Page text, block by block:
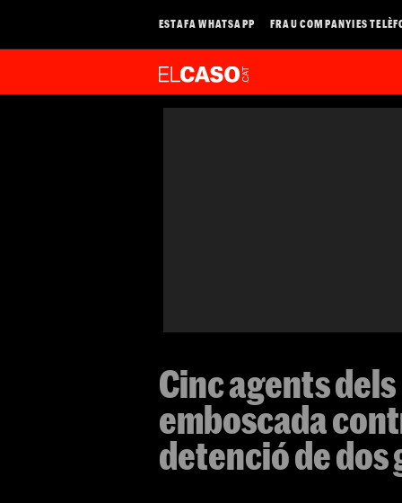
ESTAFA WHATSAPP FRAU COMPANYIES
Cinc agents
emboscada
detenció de dos